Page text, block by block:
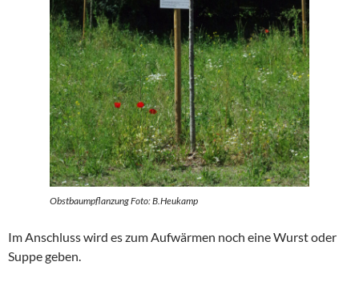
Obstbaumpflanzung Foto: B.Heukamp
Im Anschluss wird es zum Aufwärmen noch eine Wurst oder
Suppe geben.